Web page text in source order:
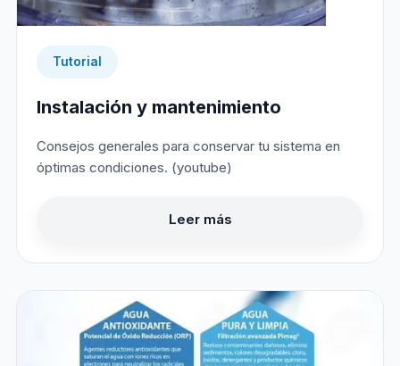
Tutorial
Instalación y mantenimiento
Consejos generales para conservar tu sistema en
óptimas condiciones. (youtube)
Leer más